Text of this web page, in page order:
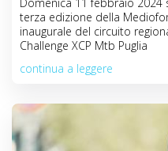
terza edizione della
inaugurale del circuito
Challenge XCP Mtb Puglia
continua a leggere